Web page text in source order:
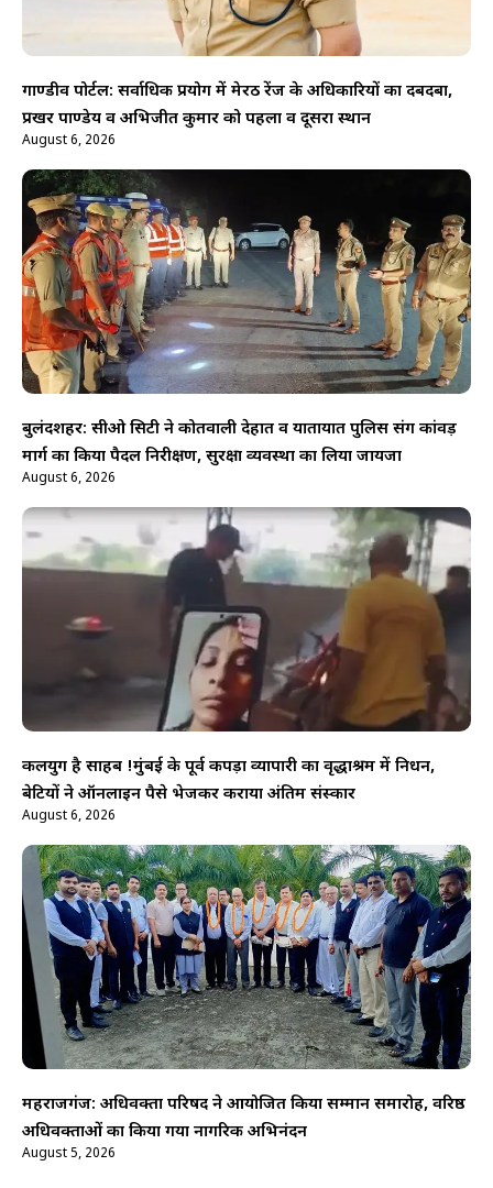
गाण्डीव पोर्टल: सर्वाधिक प्रयोग में मेरठ रेंज के अधिकारियों का दबदबा,
प्रखर पाण्डेय व अभिजीत कुमार को पहला व दूसरा स्थान
August 6, 2026
बुलंदशहर: सीओ सिटी ने कोतवाली देहात व यातायात पुलिस संग कांवड़
मार्ग का किया पैदल निरीक्षण, सुरक्षा व्यवस्था का लिया जायजा
August 6, 2026
कलयुग है साहब !मुंबई के पूर्व कपड़ा व्यापारी का वृद्धाश्रम में निधन,
बेटियों ने ऑनलाइन पैसे भेजकर कराया अंतिम संस्कार
August 6, 2026
महराजगंज: अधिवक्ता परिषद ने आयोजित किया सम्मान समारोह, वरिष्ठ
अधिवक्ताओं का किया गया नागरिक अभिनंदन
August 5, 2026